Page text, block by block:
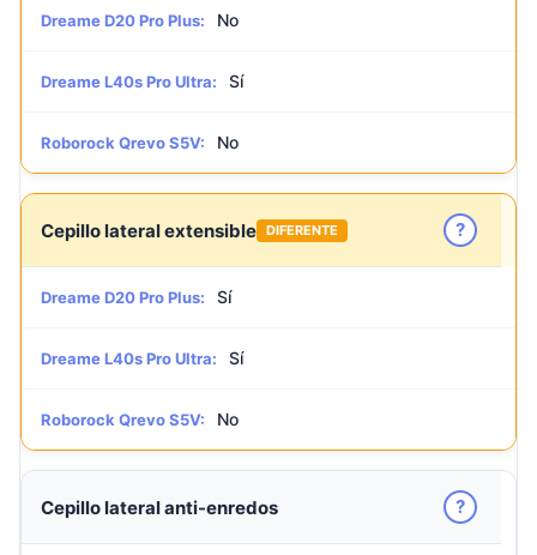
Dreame D20 Pro Plus: No
Dreame L40s Pro Ultra: Sí
Roborock Qrevo S5V: No
Cepillo lateral extensible DIFERENTE ?
Dreame D20 Pro Plus: Sí
Dreame L40s Pro Ultra: Sí
Roborock Qrevo S5V: No
Cepillo lateral anti-enredos ?